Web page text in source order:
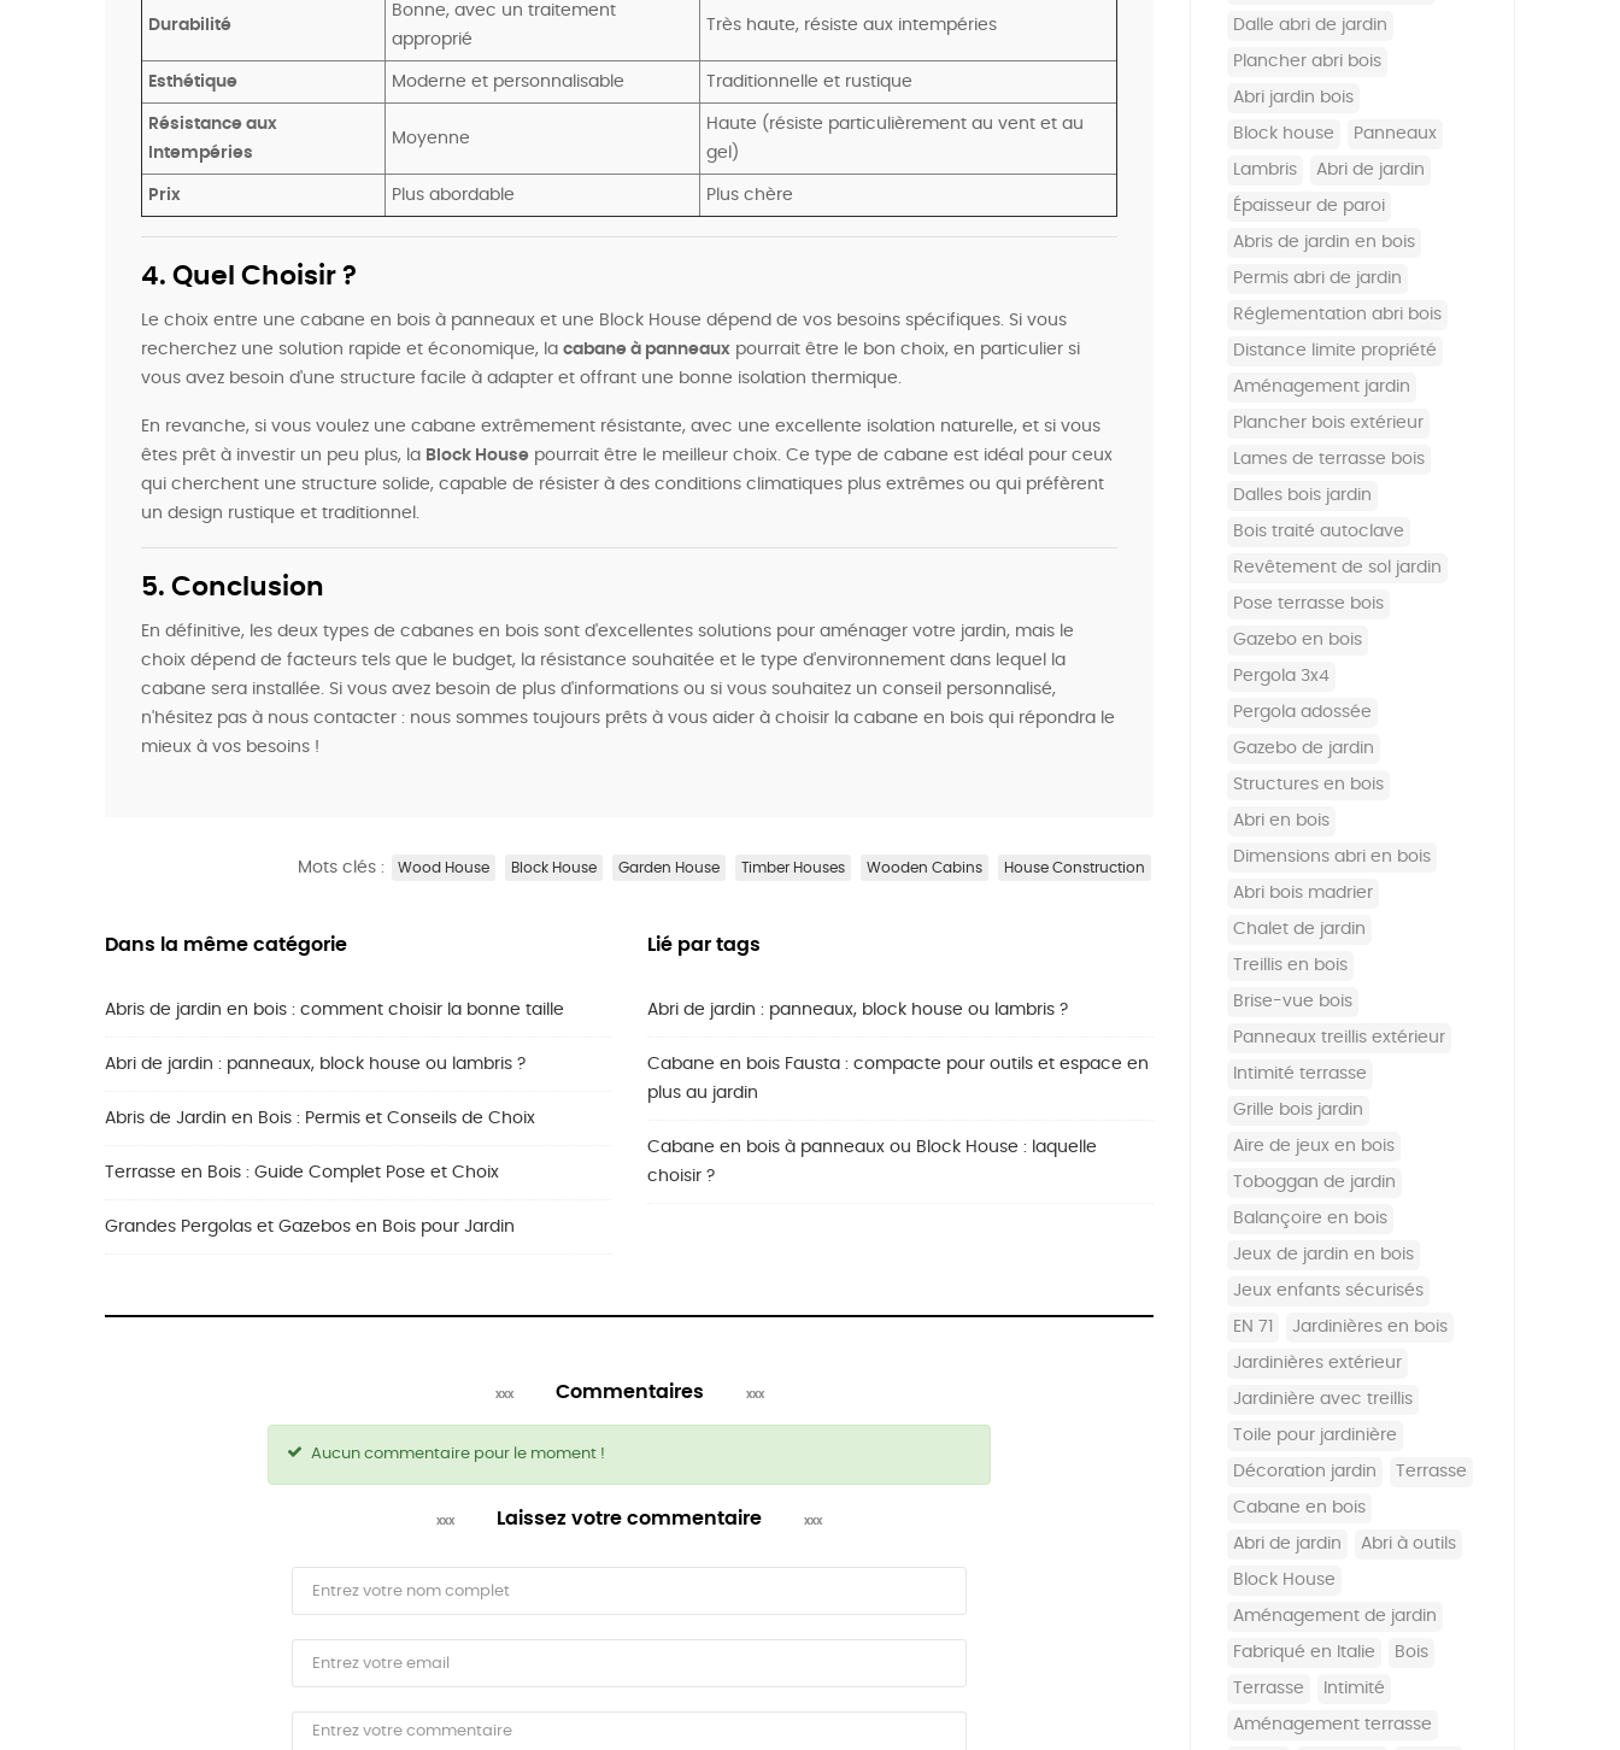
Durabilité
Bonne, avec un traitement
approprié
Très haute, résiste aux intempéries
Esthétique Moderne et personnalisable Traditionnelle et rustique
Résistance aux
Intempéries
Moyenne
Haute (résiste particulièrement au vent et au
gel)
Prix Plus abordable Plus chère
4. Quel Choisir ?
Le choix entre une cabane en bois à panneaux et une Block House dépend de vos besoins spécifiques. Si vous
recherchez une solution rapide et économique, la cabane à panneaux pourrait être le bon choix, en particulier si
vous avez besoin d'une structure facile à adapter et offrant une bonne isolation thermique.
En revanche, si vous voulez une cabane extrêmement résistante, avec une excellente isolation naturelle, et si vous
êtes prêt à investir un peu plus, la Block House pourrait être le meilleur choix. Ce type de cabane est idéal pour ceux
qui cherchent une structure solide, capable de résister à des conditions climatiques plus extrêmes ou qui préfèrent
un design rustique et traditionnel.
5. Conclusion
En définitive, les deux types de cabanes en bois sont d'excellentes solutions pour aménager votre jardin, mais le
choix dépend de facteurs tels que le budget, la résistance souhaitée et le type d'environnement dans lequel la
cabane sera installée. Si vous avez besoin de plus d'informations ou si vous souhaitez un conseil personnalisé,
n'hésitez pas à nous contacter : nous sommes toujours prêts à vous aider à choisir la cabane en bois qui répondra le
mieux à vos besoins !
Mots clés : Wood House Block House Garden House Timber Houses Wooden Cabins House Construction
Dans la même catégorie
Abris de jardin en bois : comment choisir la bonne taille
Abri de jardin : panneaux, block house ou lambris ?
Abris de Jardin en Bois : Permis et Conseils de Choix
Terrasse en Bois : Guide Complet Pose et Choix
Grandes Pergolas et Gazebos en Bois pour Jardin
Lié par tags
Abri de jardin : panneaux, block house ou lambris ?
Cabane en bois Fausta : compacte pour outils et espace en
plus au jardin
Cabane en bois à panneaux ou Block House : laquelle
choisir ?
Commentaires
Aucun commentaire pour le moment !
Laissez votre commentaire
dalle abri de jardin
plancher abri bois
abri jardin bois
block house panneaux
lambris abri de jardin
épaisseur de paroi
abris de jardin en bois
permis abri de jardin
réglementation abri bois
distance limite propriété
aménagement jardin
plancher bois extérieur
lames de terrasse bois
dalles bois jardin
bois traité autoclave
revêtement de sol jardin
pose terrasse bois
gazebo en bois
pergola 3x4
pergola adossée
gazebo de jardin
structures en bois
abri en bois
dimensions abri en bois
abri bois madrier
chalet de jardin
treillis en bois
brise-vue bois
panneaux treillis extérieur
intimité terrasse
grille bois jardin
aire de jeux en bois
toboggan de jardin
balançoire en bois
jeux de jardin en bois
jeux enfants sécurisés
EN 71 jardinières en bois
jardinières extérieur
jardinière avec treillis
toile pour jardinière
décoration jardin terrasse
cabane en bois
abri de jardin abri à outils
Block House
aménagement de jardin
fabriqué en Italie bois
terrasse intimité
aménagement terrasse